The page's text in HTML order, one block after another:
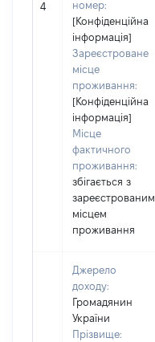
4
номер:
[Конфіденційна
інформація]
Зареєстроване
місце
проживання:
[Конфіденційна
інформація]
Місце
фактичного
проживання:
збігається з
зареєстрованим
місцем
проживання
Джерело
доходу:
Громадянин
України
Прізвище: